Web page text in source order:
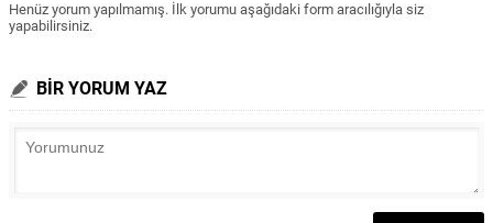
Henüz yorum yapılmamış. İlk yorumu aşağıdaki form aracılığıyla siz
yapabilirsiniz.
BİR YORUM YAZ